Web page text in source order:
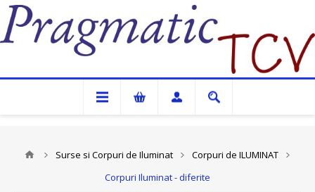
Pragmatic TCV
Surse si Corpuri de Iluminat
Corpuri de ILUMINAT
Corpuri Iluminat - diferite